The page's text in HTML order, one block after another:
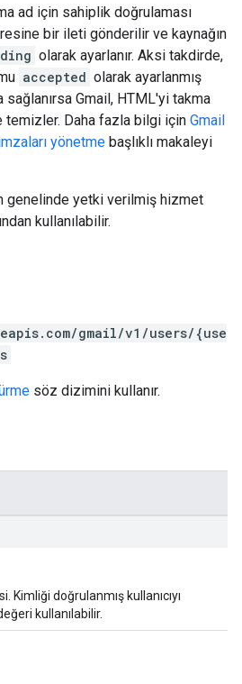
ad için sahiplik doğrulaması
bir ileti gönderilir ve kaynağın
olarak ayarlanır. Aksi takdirde,
accepted olarak ayarlanmış
Gmail, HTML'yi takma
temizler. Daha fazla bilgi için Gmail
yönetme başlıklı makaleyi
genelinde yetki verilmiş hizmet
kullanılabilir.
gmail/v1/users/{use
söz dizimini kullanır.
Kimliği doğrulanmış kullanıcıyı
kullanılabilir.